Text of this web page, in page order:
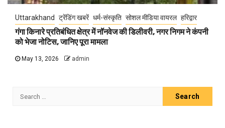
Uttarakhand ट्रेंडिंग खबरें धर्म-संस्कृति सोशल मीडिया वायरल हरिद्वार
गंगा किनारे प्रतिबंधित क्षेत्र में नॉनवेज की डिलीवरी, नगर निगम ने कंपनी
को भेजा नोटिस, जानिए पूरा मामला
May 13, 2026 admin
Search